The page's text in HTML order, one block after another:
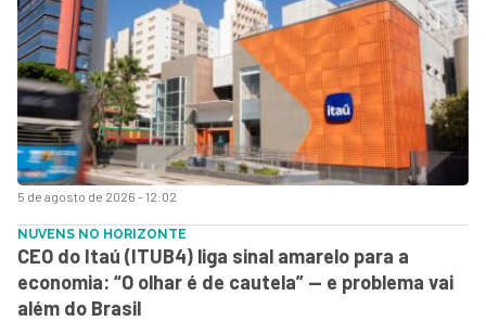
5 de agosto de 2026 - 12:02
NUVENS NO HORIZONTE
CEO do Itaú (ITUB4) liga sinal amarelo para a
economia: “O olhar é de cautela” — e problema vai
além do Brasil